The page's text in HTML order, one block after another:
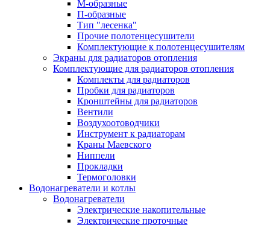
М-образные
П-образные
Тип "лесенка"
Прочие полотенцесушители
Комплектующие к полотенцесушителям
Экраны для радиаторов отопления
Комплектующие для радиаторов отопления
Комплекты для радиаторов
Пробки для радиаторов
Кронштейны для радиаторов
Вентили
Воздухоотоводчики
Инструмент к радиаторам
Краны Маевского
Ниппели
Прокладки
Термоголовки
Водонагреватели и котлы
Водонагреватели
Электрические накопительные
Электрические проточные